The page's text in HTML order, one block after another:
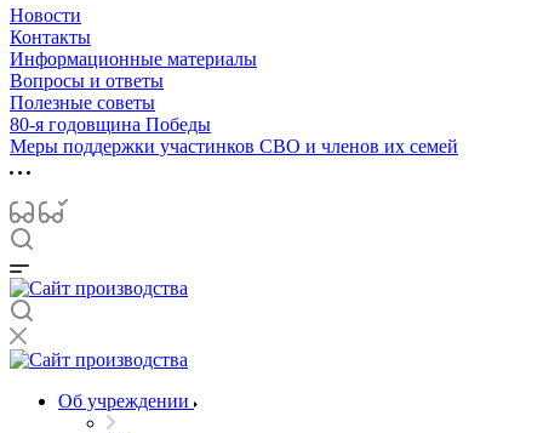
Новости
Контакты
Информационные материалы
Вопросы и ответы
Полезные советы
80-я годовщина Победы
Меры поддержки участинков СВО и членов их семей
Об учреждении